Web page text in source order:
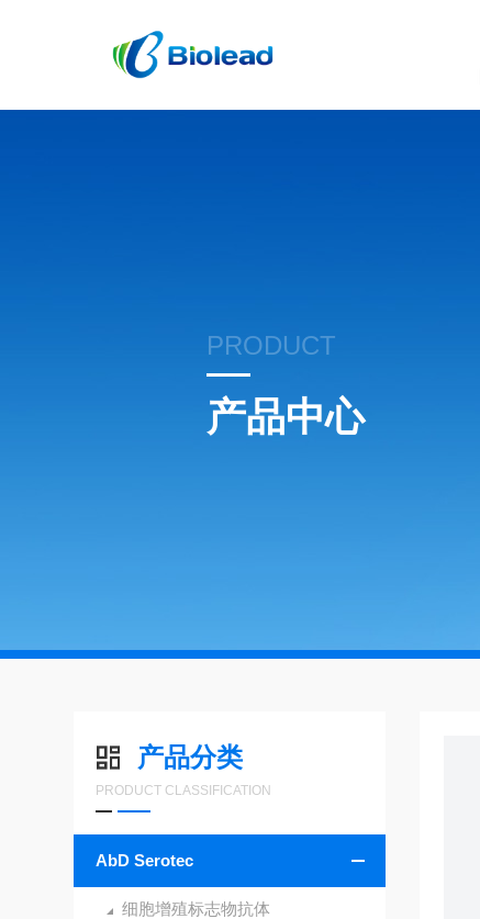
PRODUCT
产品中心
产品分类
PRODUCT CLASSIFICATION
AbD Serotec
细胞增殖标志物抗体